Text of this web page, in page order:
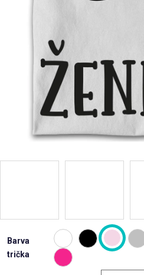
Barva
trička